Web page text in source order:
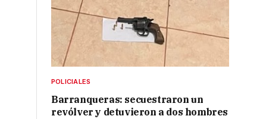
POLICIALES
Barranqueras: secuestraron un
revólver y detuvieron a dos hombres